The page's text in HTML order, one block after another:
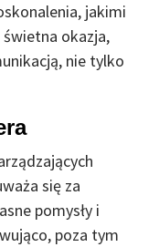
jakimi
świetna okazja,
nie tylko
się za
pomysły i
poza tym